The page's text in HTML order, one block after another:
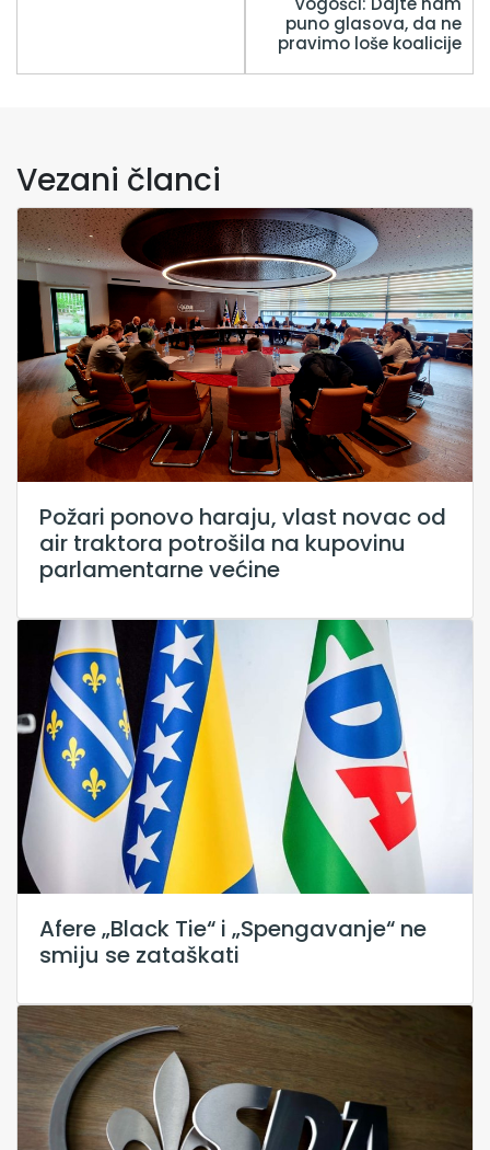
puno glasova, da ne
pravimo loše koalicije
Vezani članci
Požari ponovo haraju, vlast novac od
air traktora potrošila na kupovinu
parlamentarne većine
Afere „Black Tie“ i „Spengavanje“ ne
smiju se zataškati